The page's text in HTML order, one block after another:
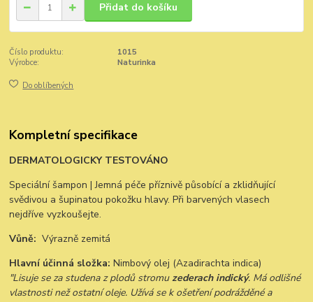
Přidat do košíku
Číslo produktu:
1015
Výrobce:
Naturinka
Do oblíbených
Kompletní specifikace
DERMATOLOGICKY TESTOVÁNO
Speciální šampon | Jemná péče příznivě působící a zklidňující
svědivou a šupinatou pokožku hlavy. Při barvených vlasech
nejdříve vyzkoušejte.
Vůně:Výrazně zemitá
Hlavní účinná složka: Nimbový olej (Azadirachta indica)
"Lisuje se za studena z plodů stromuzederach indický. Má odlišné
vlastnosti než ostatní oleje. Užívá se k ošetření podrážděné a